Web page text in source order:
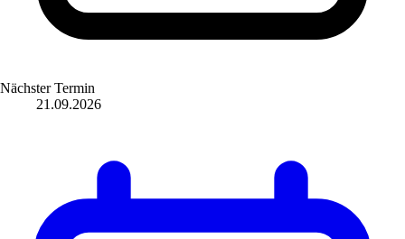
Nächster Termin
21.09.2026